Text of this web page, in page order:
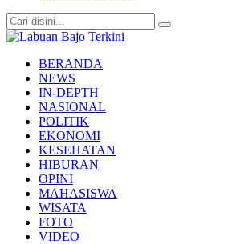
Labuan Bajo Terkini
Aktual & Berimbang
BERANDA
NEWS
IN-DEPTH
NASIONAL
POLITIK
EKONOMI
KESEHATAN
HIBURAN
OPINI
MAHASISWA
WISATA
FOTO
VIDEO